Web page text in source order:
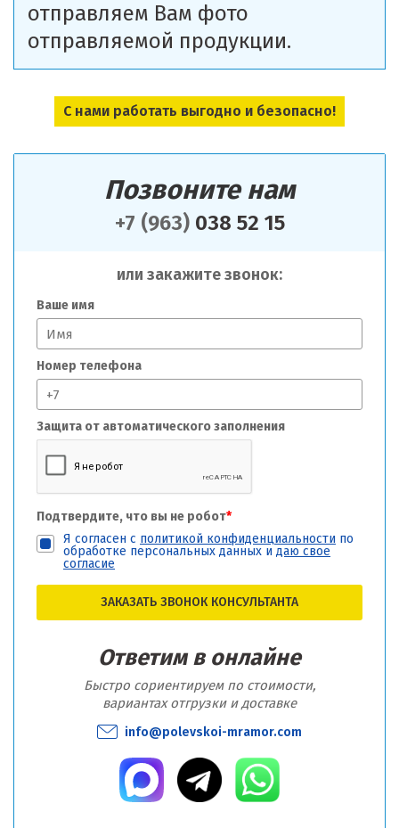
Позвоните нам
+7 (963)038 52 15
или закажите звонок:
Ваше имя
Номер телефона
Защита от автоматического заполнения
Подтвердите, что вы не робот*
Я согласен с политикой конфиденциальности по
обработке персональных данных и даю свое
согласие
ЗАКАЗАТЬ ЗВОНОК КОНСУЛЬТАНТА
Ответим в онлайне
Быстро сориентируем по стоимости,
вариантах отгрузки и доставке
info@polevskoi-mramor.com
отправляем Вам фото
отправляемой продукции.
С нами работать выгодно и безопасно!